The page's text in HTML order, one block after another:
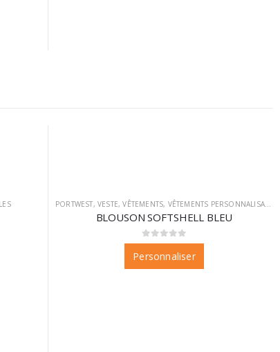
PORTWEST,VESTE,VÊTEMENTS, VÊTEMENTS PERSONNALISABLES
BLOUSON SOFTSHELL BLEU
0sur 5
Personnaliser